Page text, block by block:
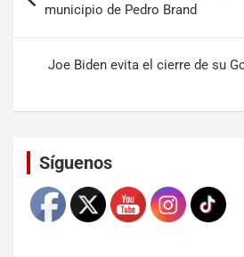
municipio de Pedro Brand
Joe Biden evita el cierre de su
Síguenos